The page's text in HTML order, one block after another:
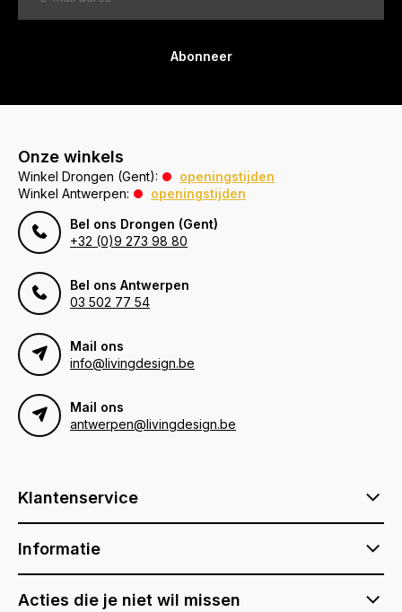
Abonneer
Onze winkels
Winkel Drongen (Gent):
openingstijden
Winkel Antwerpen:
openingstijden
Bel ons Drongen (Gent)
+32 (0)9 273 98 80
Bel ons Antwerpen
03 502 77 54
Mail ons
info@livingdesign.be
Mail ons
antwerpen@livingdesign.be
Klantenservice
Informatie
Acties die je niet wil missen